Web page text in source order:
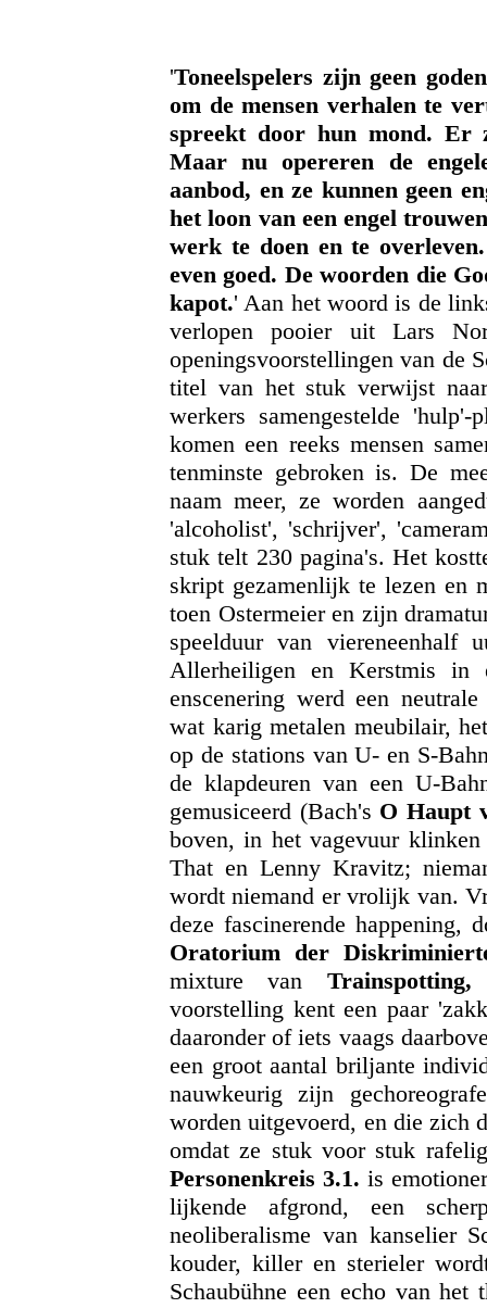
'Toneelspelers zijn geen
om de mensen verhalen te
spreekt door hun mond. Er
Maar nu opereren de
aanbod, en ze kunnen geen
het loon van een engel
werk te doen en te
even goed. De woorden die
kapot.' Aan het woord is de
verlopen pooier uit Lars
openingsvoorstellingen van de
titel van het stuk verwijst
werkers samengestelde
komen een reeks mensen
tenminste gebroken is. De
naam meer, ze worden
'alcoholist', 'schrijver',
stuk telt 230 pagina's. Het
skript gezamenlijk te lezen en
toen Ostermeier en zijn
speelduur van viereneenhalf
Allerheiligen en Kerstmis in
enscenering werd een
wat karig metalen meubilair,
op de stations van U- en S-
de klapdeuren van een U-
gemusiceerd (Bach's O Haupt
boven, in het vagevuur
That en Lenny Kravitz;
wordt niemand er vrolijk van.
deze fascinerende happening,
Oratorium der
mixture van
voorstelling kent een paar
daaronder of iets vaags
een groot aantal briljante
nauwkeurig zijn
worden uitgevoerd, en die zich
omdat ze stuk voor stuk
Personenkreis 3.1. is
lijkende afgrond, een
neoliberalisme van kanselier
kouder, killer en sterieler
Schaubühne een echo van